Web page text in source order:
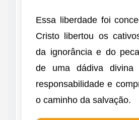
Essa liberdade foi
Cristo libertou os
da ignorância e do
de uma dádiva divina
responsabilidade e
o caminho da salvação.